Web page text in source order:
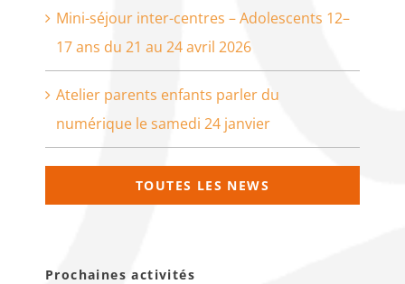
Mini-séjour inter-centres – Adolescents 12–
17 ans du 21 au 24 avril 2026
Atelier parents enfants parler du
numérique le samedi 24 janvier
TOUTES LES NEWS
Prochaines activités